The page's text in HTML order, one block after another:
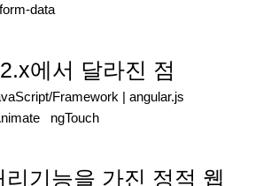
data
에서 달라진 점
Framework | angular.js
ngTouch
기능을 가진 정적 웹